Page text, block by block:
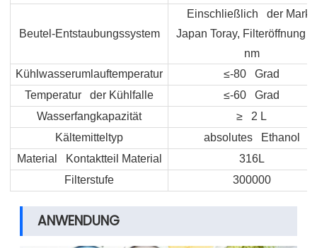
Beutel-Entstaubungssystem
Einschließlich der Marke
Japan Toray, Filteröffnung
nm
Kühlwasserumlauftemperatur
≤-80 Grad
Temperatur der Kühlfalle
≤-60 Grad
Wasserfangkapazität
≥ 2 L
Kältemitteltyp
absolutes Ethanol
Material Kontaktteil Material
316L
Filterstufe
300000
ANWENDUNG